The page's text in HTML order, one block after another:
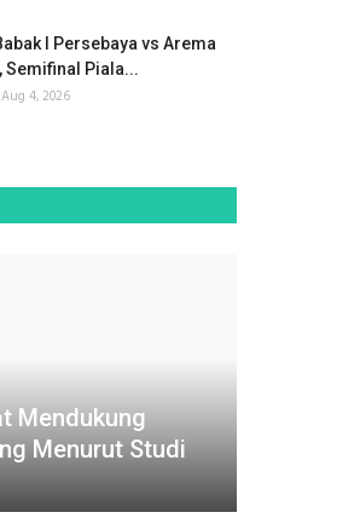
I Persebaya vs Arema
Semifinal Piala...
Aug 4, 2026
Mendukung
Menurut Studi